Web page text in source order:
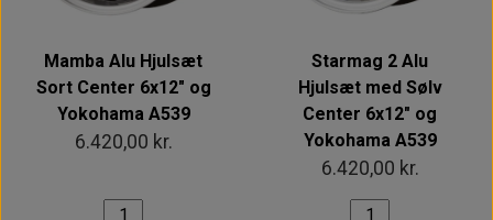
Mamba Alu Hjulsæt
Sort Center 6x12" og
Yokohama A539
6.420,00 kr.
Starmag 2 Alu
Hjulsæt med Sølv
Center 6x12" og
Yokohama A539
6.420,00 kr.